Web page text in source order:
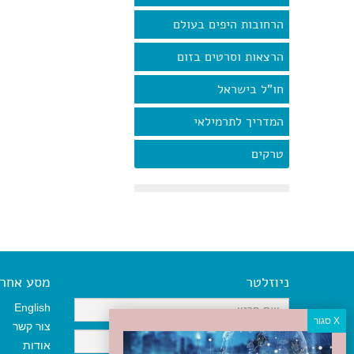
הרחובות היפים בעולם
הרצאות וסרטים בזום
חו"ל בישראל
המדריך לתרמילאי
טרקים
ניוזלטר מסע אחר
English
צור קשר
אודות